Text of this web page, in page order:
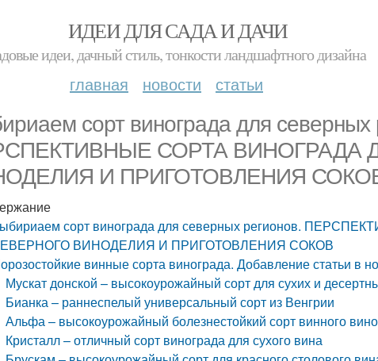
ИДЕИ ДЛЯ САДА И ДАЧИ
идеи, дачный стиль, тонкости ландшафтного дизайна
главная новости статьи
сорт винограда для северных
СОРТА ВИНОГРАДА
И ПРИГОТОВЛЕНИЯ
сорт винограда для северных регионов.
ВИНОДЕЛИЯ И ПРИГОТОВЛЕНИЯ СОКОВ
винные сорта винограда. Добавление статьи в
Мускат донской – высокоурожайный сорт для сухих и
Бианка – раннеспелый универсальный сорт из Венгрии
Альфа – высокоурожайный болезнестойкий сорт винного
Кристалл – отличный сорт винограда для сухого вина